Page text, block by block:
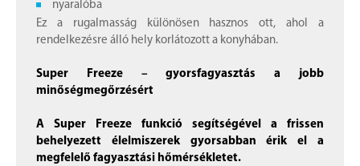
nyaralóba
Ez a rugalmasság különösen hasznos ott, ahol a
rendelkezésre álló hely korlátozott a konyhában.
Super Freeze – gyorsfagyasztás a jobb
minőségmegőrzésért
A Super Freeze funkció segítségével a frissen
behelyezett élelmiszerek gyorsabban érik el a
megfelelő fagyasztási hőmérsékletet.